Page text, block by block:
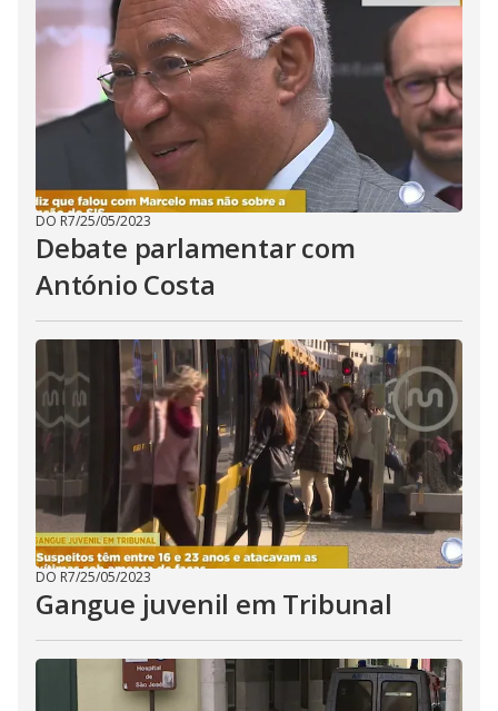
DO R7/25/05/2023
Debate parlamentar com
António Costa
DO R7/25/05/2023
Gangue juvenil em Tribunal